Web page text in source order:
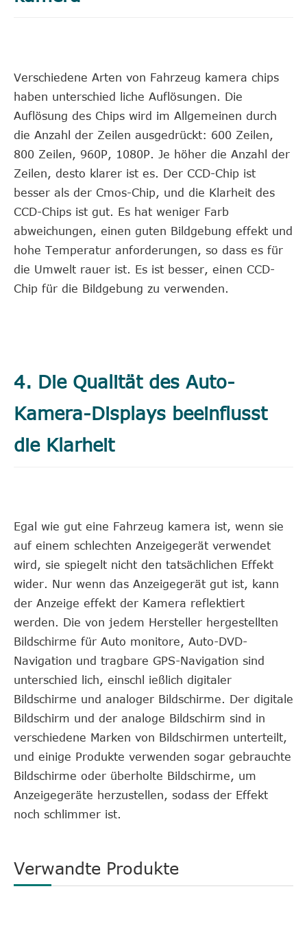
Verschiedene Arten von Fahrzeug kamera chips
haben unterschied liche Auflösungen. Die
Auflösung des Chips wird im Allgemeinen durch
die Anzahl der Zeilen ausgedrückt: 600 Zeilen,
800 Zeilen, 960P, 1080P. Je höher die Anzahl der
Zeilen, desto klarer ist es. Der CCD-Chip ist
besser als der Cmos-Chip, und die Klarheit des
CCD-Chips ist gut. Es hat weniger Farb
abweichungen, einen guten Bildgebung effekt und
hohe Temperatur anforderungen, so dass es für
die Umwelt rauer ist. Es ist besser, einen CCD-
Chip für die Bildgebung zu verwenden.
4. Die Qualität des Auto-
Kamera-Displays beeinflusst
die Klarheit
Egal wie gut eine Fahrzeug kamera ist, wenn sie
auf einem schlechten Anzeigegerät verwendet
wird, sie spiegelt nicht den tatsächlichen Effekt
wider. Nur wenn das Anzeigegerät gut ist, kann
der Anzeige effekt der Kamera reflektiert
werden. Die von jedem Hersteller hergestellten
Bildschirme für Auto monitore, Auto-DVD-
Navigation und tragbare GPS-Navigation sind
unterschied lich, einschl ießlich digitaler
Bildschirme und analoger Bildschirme. Der digitale
Bildschirm und der analoge Bildschirm sind in
verschiedene Marken von Bildschirmen unterteilt,
und einige Produkte verwenden sogar gebrauchte
Bildschirme oder überholte Bildschirme, um
Anzeigegeräte herzustellen, sodass der Effekt
noch schlimmer ist.
Verwandte Produkte